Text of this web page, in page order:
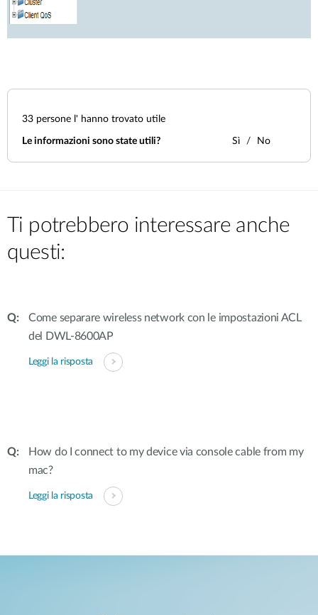
33 persone l' hanno trovato utile
Le informazioni sono state utili? Sì No
Ti potrebbero interessare anche
questi:
Come separare wireless network con le impostazioni ACL
del DWL-8600AP
Leggi la risposta
How do I connect to my device via console cable from my
mac?
Leggi la risposta